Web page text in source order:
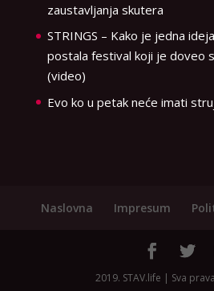
zaustavljanja skutera
STRINGS – Kako je jedna
postala festival koji je doveo
(video)
Evo ko u petak neće imati
Naslovna Impresum
2019. STAV.life | Sva